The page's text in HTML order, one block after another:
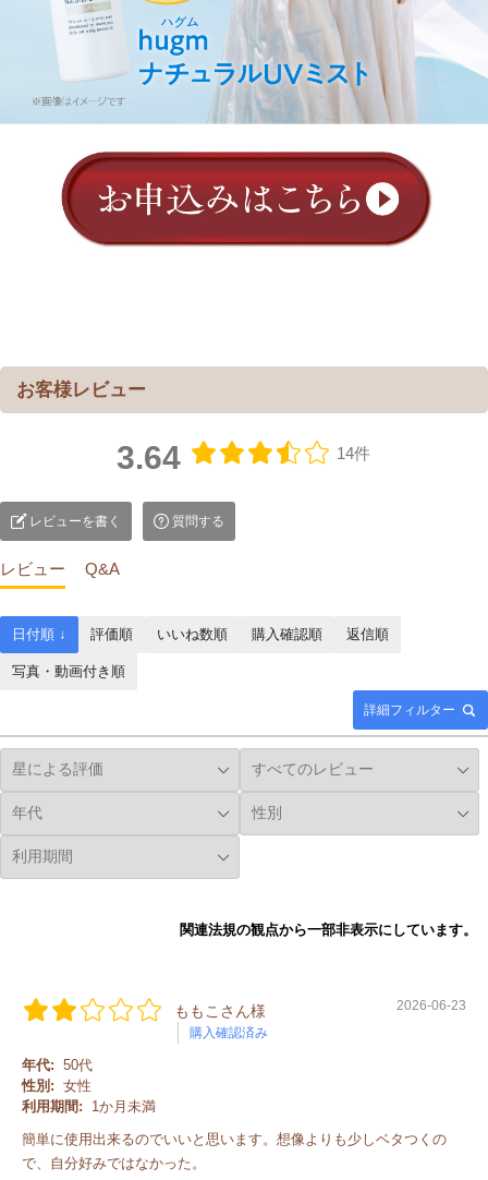
3.64 14件
レビューを書く 質問する
レビュー Q&A
詳細フィルター
日付順 ↓ 評価順 いいね数順 購入確認順 返信順
写真・動画付き順
関連法規の観点から一部非表示にしています。
ももこさん様
購入確認済み
2026-06-23
年代: 50代
性別: 女性
利用期間:
1か月未満
簡単に使用出来るのでいいと思います。想像よりも少しベタつくの
で、自分好みではなかった。